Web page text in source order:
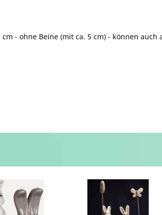
cm - ohne Beine (mit ca. 5 cm) - können